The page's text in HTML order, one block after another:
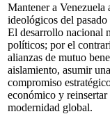
Mantener a Venezuela
ideológicos del
El desarrollo nacional
políticos; por el
alianzas de mutuo
aislamiento, asumir
compromiso
económico y
modernidad global.